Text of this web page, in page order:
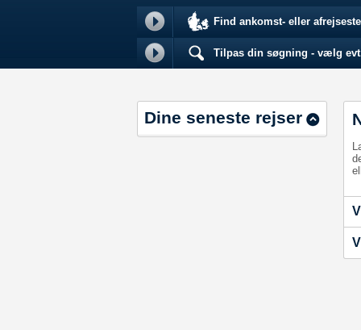
Find ankomst- eller
Tilpas din søgning - vælg
Dine seneste rejser